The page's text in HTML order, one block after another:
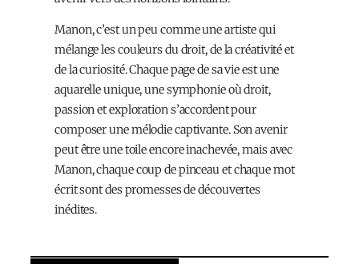
Manon, c’est un peu comme une artiste qui
mélange les couleurs du droit, de la créativité et
de la curiosité. Chaque page de sa vie est une
aquarelle unique, une symphonie où droit,
passion et exploration s’accordent pour
composer une mélodie captivante. Son avenir
peut être une toile encore inachevée, mais avec
Manon, chaque coup de pinceau et chaque mot
écrit sont des promesses de découvertes
inédites.